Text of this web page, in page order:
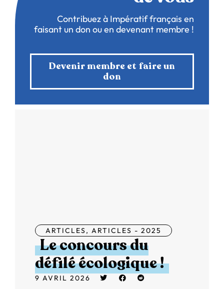
Contribuez à Impératif français en
faisant un don ou en devenant membre !
Devenir membre et faire un
don
ARTICLES, ARTICLES - 2025
Le concours du
défilé écologique !
9 AVRIL 2026